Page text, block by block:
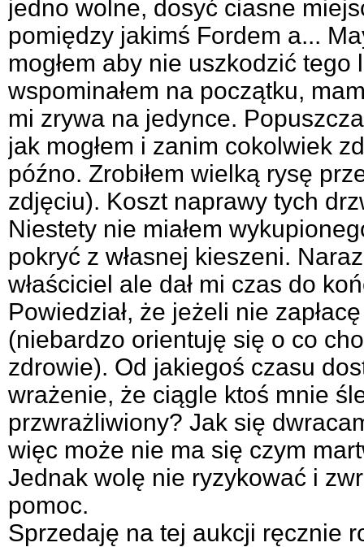
jedno wolne, dosyć ciasne
pomiędzy jakimś Fordem a...
mogłem aby nie uszkodzić
wspominałem na początku,
mi zrywa na jedynce.
jak mogłem i zanim cokolwiek
późno. Zrobiłem wielką rysę
zdjęciu). Koszt naprawy tych
Niestety nie miałem
pokryć z własnej kieszeni.
właściciel ale dał mi czas do
Powiedział, że jeżeli nie
(niebardzo orientuję się o co
zdrowie). Od jakiegoś czasu
wrażenie, że ciągle ktoś mnie
przwrażliwiony? Jak się
więc może nie ma się czym
Jednak wolę nie ryzykować i
pomoc.
Sprzedaję na tej aukcji ręcznie